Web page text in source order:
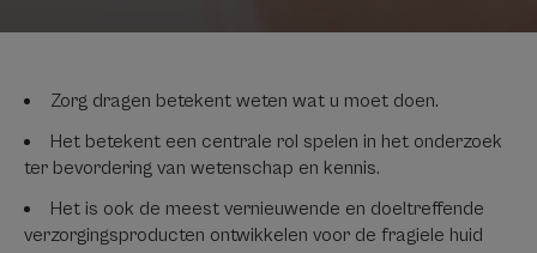
Zorg dragen betekent weten wat u moet doen.
Het betekent een centrale rol spelen in het onderzoek
ter bevordering van wetenschap en kennis.
Het is ook de meest vernieuwende en doeltreffende
verzorgingsproducten ontwikkelen voor de fragiele huid